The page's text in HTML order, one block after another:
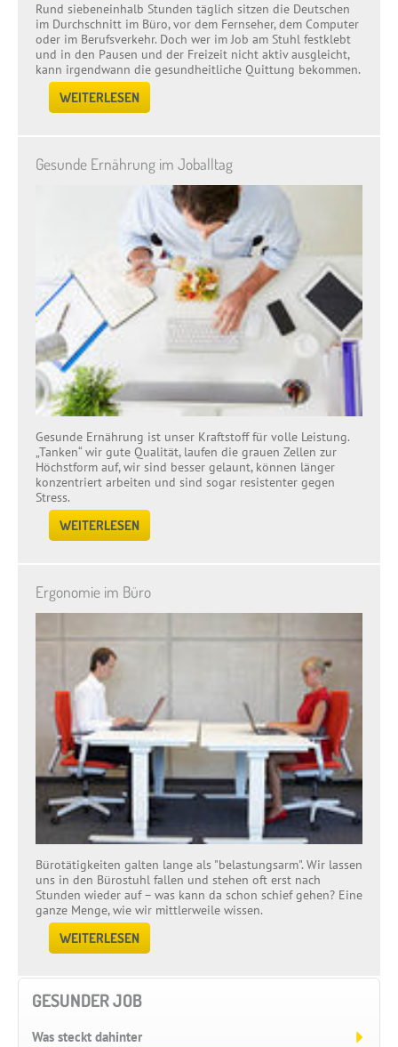
Rund siebeneinhalb Stunden täglich sitzen die Deutschen
im Durchschnitt im Büro, vor dem Fernseher, dem Computer
oder im Berufsverkehr. Doch wer im Job am Stuhl festklebt
und in den Pausen und der Freizeit nicht aktiv ausgleicht,
kann irgendwann die gesundheitliche Quittung bekommen.
WEITERLESEN
Gesunde Ernährung im Joballtag
Gesunde Ernährung ist unser Kraftstoff für volle Leistung.
„Tanken“ wir gute Qualität, laufen die grauen Zellen zur
Höchstform auf, wir sind besser gelaunt, können länger
konzentriert arbeiten und sind sogar resistenter gegen
Stress.
WEITERLESEN
Ergonomie im Büro
Bürotätigkeiten galten lange als "belastungsarm". Wir lassen
uns in den Bürostuhl fallen und stehen oft erst nach
Stunden wieder auf – was kann da schon schief gehen? Eine
ganze Menge, wie wir mittlerweile wissen.
WEITERLESEN
GESUNDER JOB
Was steckt dahinter